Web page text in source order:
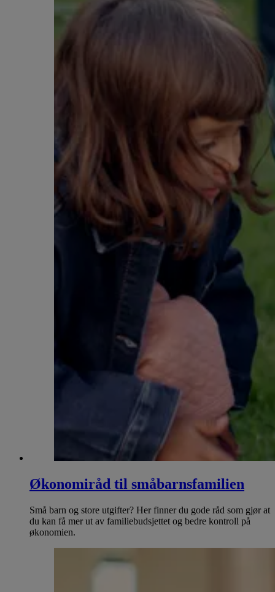
Økonomiråd til småbarnsfamilien
Små barn og store utgifter? Her finner du gode råd som gjør at
du kan få mer ut av familiebudsjettet og bedre kontroll på
økonomien.